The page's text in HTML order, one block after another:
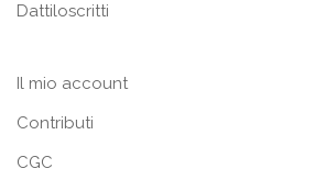
Dattiloscritti
Il mio account
Contributi
CGC